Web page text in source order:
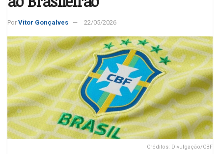
Por Vitor Gonçalves 22/05/2026
Créditos: Divulgação/CBF